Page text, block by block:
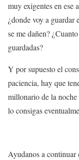
muy exigentes en ese
¿donde voy a guardar
se me dañen?
guardadas?
Y por supuesto el
paciencia, hay que
millonario de la
lo consigas
Ayudanos a continuar